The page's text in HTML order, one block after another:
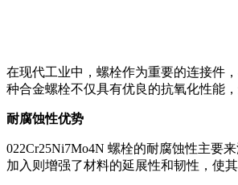
在现代工业中，螺栓作为重要的连接件
种合金螺栓不仅具有优良的抗氧化性能
耐腐蚀性优势
022Cr25Ni7Mo4N 螺栓的耐腐蚀性主要
加入则增强了材料的延展性和韧性，使